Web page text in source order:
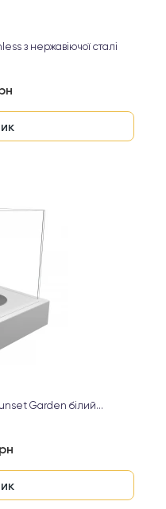
з нержавіючої сталі
Garden білий...